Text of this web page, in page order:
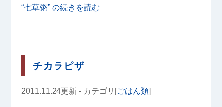
“七草粥” の続きを読む
チカラピザ
2011.11.24更新 - カテゴリ[ごはん類]